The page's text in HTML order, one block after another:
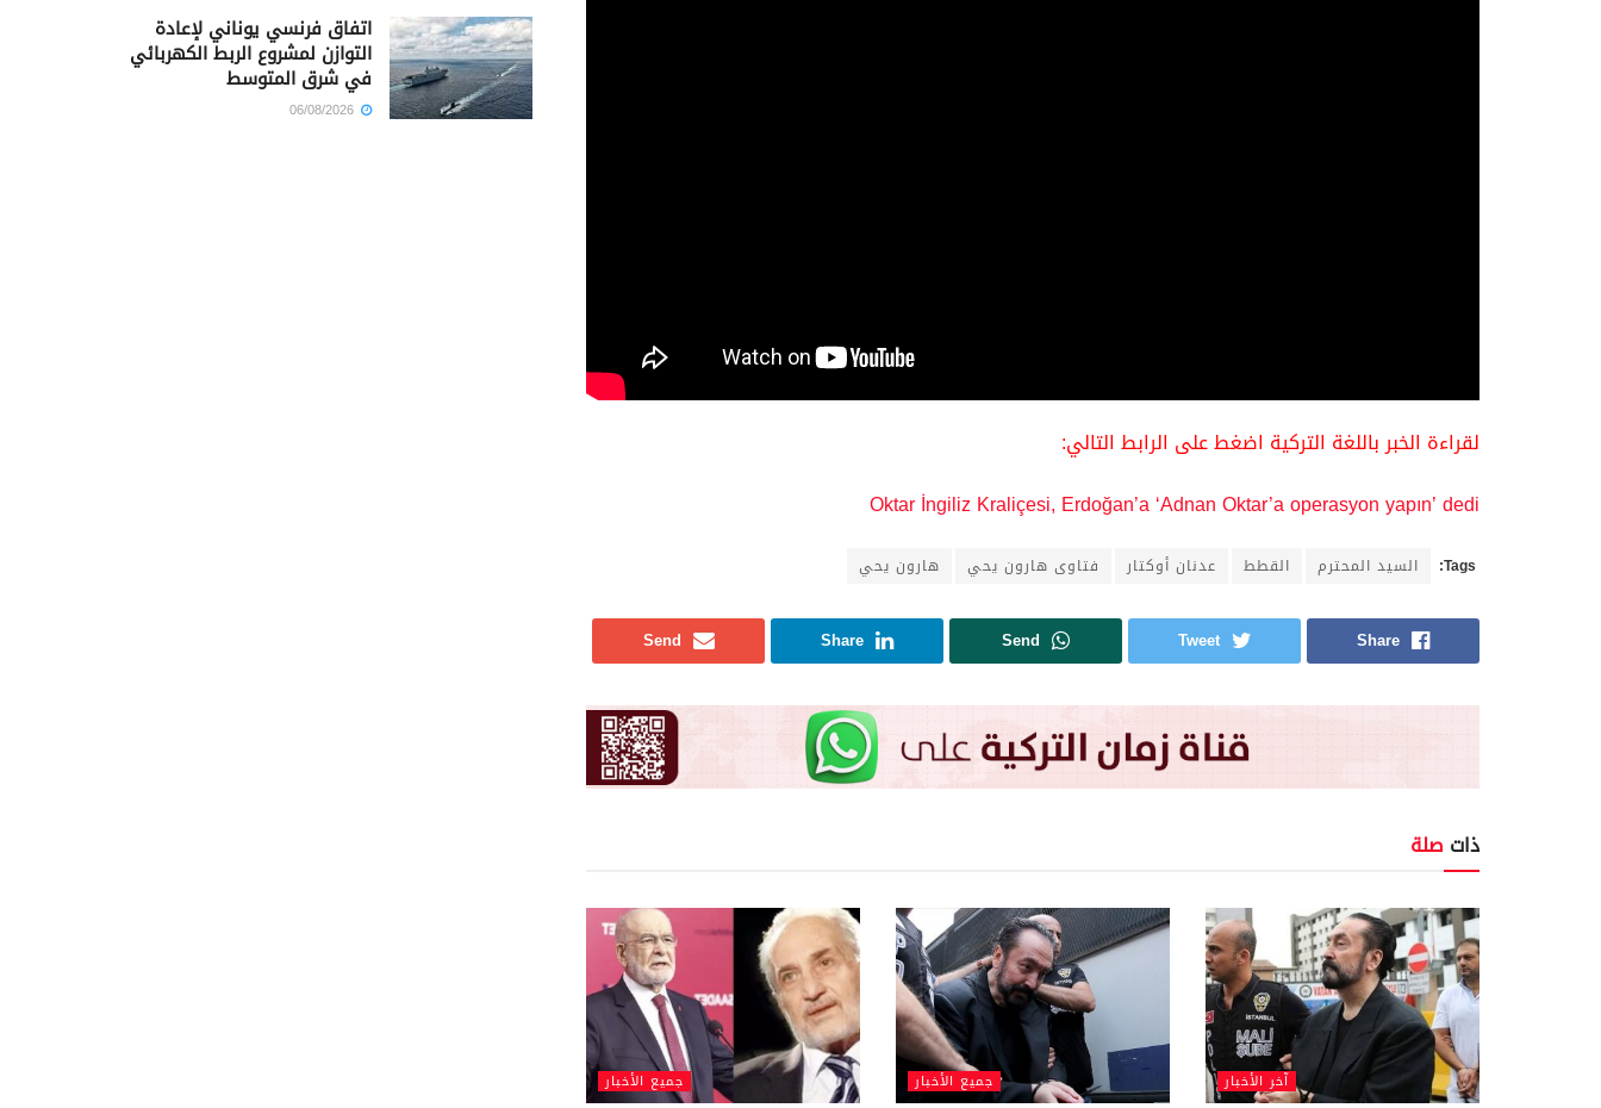
لقراءة الخبر باللغة التركية اضغط على الرابط التالي:
Oktar İngiliz Kraliçesi, Erdoğan’a ‘Adnan Oktar’a operasyon yapın’ dedi
Tags: السيد المحترم القطط عدنان أوكتار فتاوى هارون يحي هارون يحي
Share
Tweet
Send
Share
Send
ذات صلة
آخر الأخبار جميع الأخبار جميع الأخبار
اتفاق فرنسي يوناني لإعادة
التوازن لمشروع الربط الكهربائي
في شرق المتوسط